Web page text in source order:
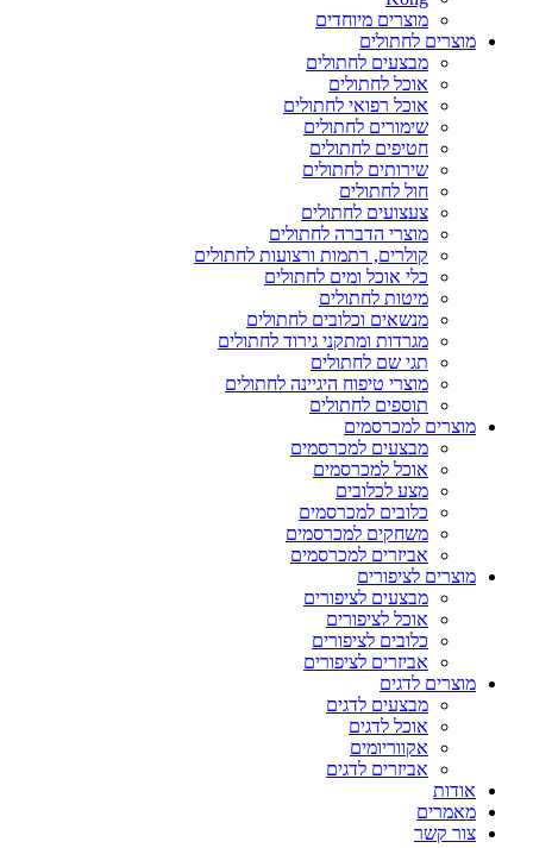
מוצרים מיוחדים
מוצרים לחתולים
מבצעים לחתולים
אוכל לחתולים
אוכל רפואי לחתולים
שימורים לחתולים
חטיפים לחתולים
שירותים לחתולים
חול לחתולים
צעצועים לחתולים
מוצרי הדברה לחתולים
קולרים, רתמות ורצועות לחתולים
כלי אוכל ומים לחתולים
מיטות לחתולים
מנשאים וכלובים לחתולים
מגרדות ומתקני גירוד לחתולים
תגי שם לחתולים
מוצרי טיפוח היגיינה לחתולים
תוספים לחתולים
מוצרים למכרסמים
מבצעים למכרסמים
אוכל למכרסמים
מצע לכלובים
כלובים למכרסמים
משחקים למכרסמים
אביזרים למכרסמים
מוצרים לציפורים
מבצעים לציפורים
אוכל לציפורים
כלובים לציפורים
אביזרים לציפורים
מוצרים לדגים
מבצעים לדגים
אוכל לדגים
אקווריומים
אביזרים לדגים
אודות
מאמרים
צור קשר